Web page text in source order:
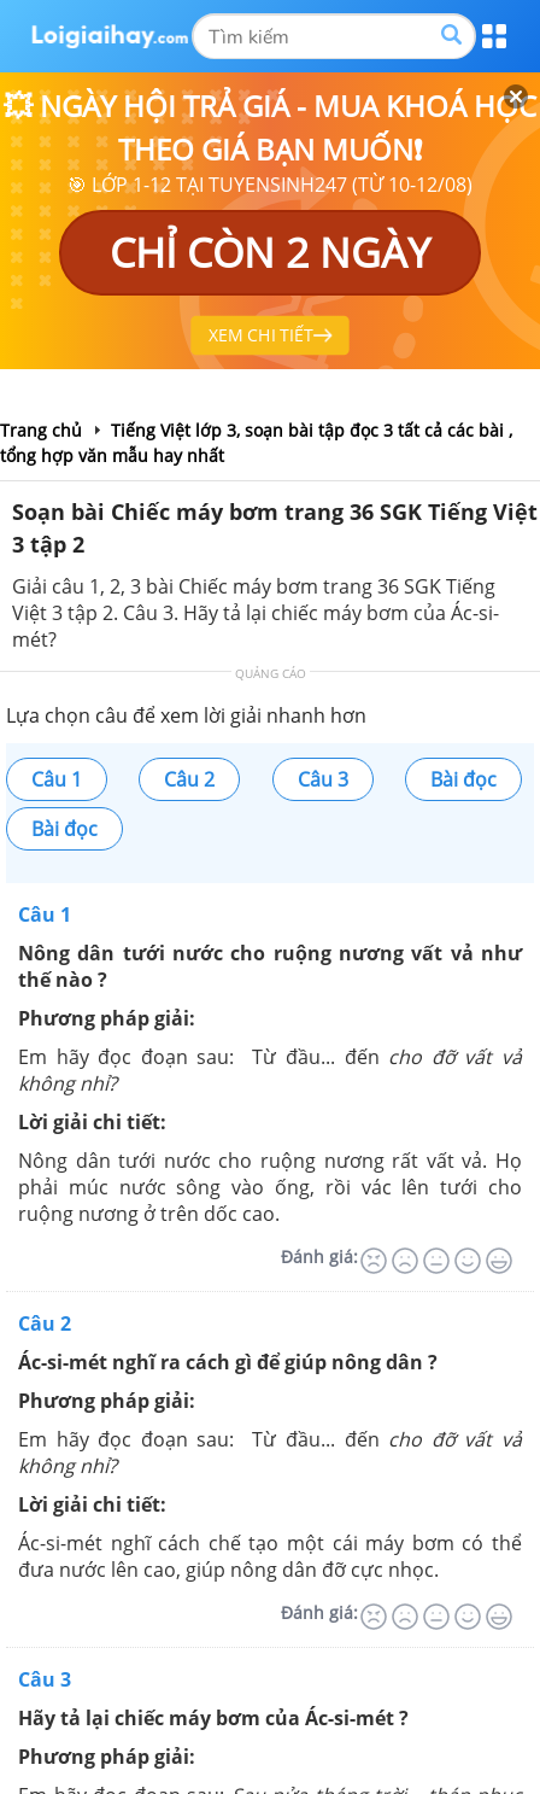
💥 NGÀY HỘI TRẢ GIÁ - MUA KHOÁ HỌC
THEO GIÁ BẠN MUỐN❗
🎯 LỚP 1-12 TẠI TUYENSINH247 (TỪ 10-12/08)
CHỈ CÒN 2 NGÀY
XEM CHI TIẾT
Trang chủ
Tiếng Việt lớp 3, soạn bài tập đọc 3 tất cả các bài ,
tổng hợp văn mẫu hay nhất
Soạn bài Chiếc máy bơm trang 36 SGK Tiếng Việt
3 tập 2
Giải câu 1, 2, 3 bài Chiếc máy bơm trang 36 SGK Tiếng
Việt 3 tập 2. Câu 3. Hãy tả lại chiếc máy bơm của Ác-si-
mét?
QUẢNG CÁO
Lựa chọn câu để xem lời giải nhanh hơn
Câu 1 Câu 2 Câu 3
Bài đọc
Bài đọc
Câu 1
Nông dân tưới nước cho ruộng nương vất vả như
thế nào ?
Phương pháp giải:
Em hãy đọc đoạn sau: Từ đầu... đến cho đỡ vất vả
không nhỉ?
Lời giải chi tiết:
Nông dân tưới nước cho ruộng nương rất vất vả. Họ
phải múc nước sông vào ống, rồi vác lên tưới cho
ruộng nương ở trên dốc cao.
Đánh giá:
Câu 2
Ác-si-mét nghĩ ra cách gì để giúp nông dân ?
Phương pháp giải:
Em hãy đọc đoạn sau: Từ đầu... đến cho đỡ vất vả
không nhỉ?
Lời giải chi tiết:
Ác-si-mét nghĩ cách chế tạo một cái máy bơm có thể
đưa nước lên cao, giúp nông dân đỡ cực nhọc.
Đánh giá:
Câu 3
Hãy tả lại chiếc máy bơm của Ác-si-mét ?
Phương pháp giải: